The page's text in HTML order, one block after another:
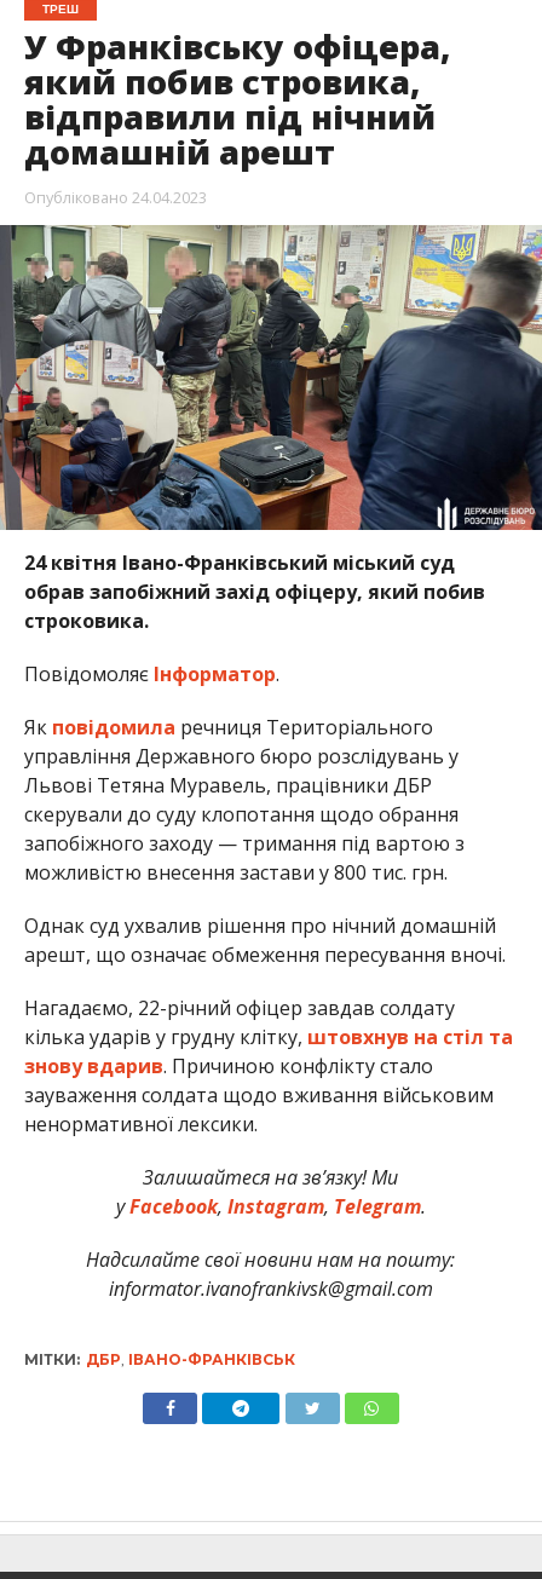
ТРЕШ
У Франківську офіцера,
який побив стровика,
відправили під нічний
домашній арешт
Опубліковано 24.04.2023
24 квітня Івано-Франківський міський суд
обрав запобіжний захід офіцеру, який побив
строковика.
Повідомоляє Інформатор.
Як повідомила речниця Територіального
управління Державного бюро розслідувань у
Львові Тетяна Муравель, працівники ДБР
скерували до суду клопотання щодо обрання
запобіжного заходу — тримання під вартою з
можливістю внесення застави у 800 тис. грн.
Однак суд ухвалив рішення про нічний домашній
арешт, що означає обмеження пересування вночі.
Нагадаємо, 22-річний офіцер завдав солдату
кілька ударів у грудну клітку, штовхнув на стіл та
знову вдарив. Причиною конфлікту стало
зауваження солдата щодо вживання військовим
ненормативної лексики.
Залишайтеся на зв’язку! Ми
уFacebook, Instagram, Telegram.
Надсилайте свої новини нам на пошту:
informator.ivanofrankivsk@gmail.com
МІТКИ: ДБР ІВАНО-ФРАНКІВСЬК